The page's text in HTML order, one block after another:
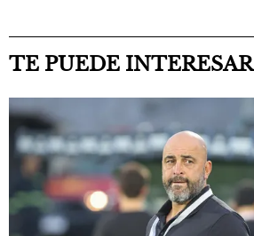
TE PUEDE INTERESAR